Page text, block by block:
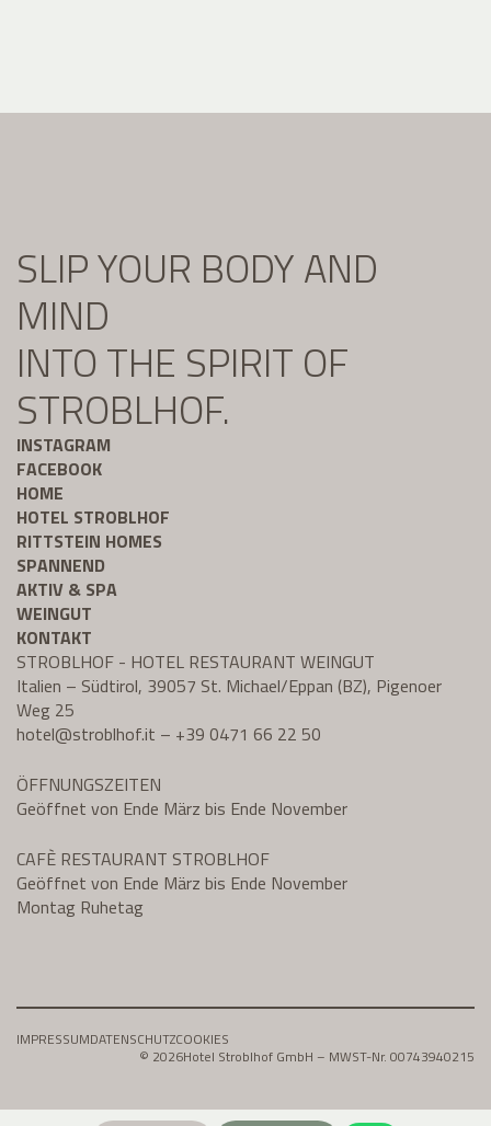
SLIP YOUR BODY AND
MIND
INTO THE SPIRIT OF
STROBLHOF.
INSTAGRAM
FACEBOOK
HOME
HOTEL STROBLHOF
RITTSTEIN HOMES
SPANNEND
AKTIV & SPA
WEINGUT
KONTAKT
STROBLHOF - HOTEL RESTAURANT WEINGUT
Italien – Südtirol, 39057 St. Michael/Eppan (BZ), Pigenoer
Weg 25
hotel@stroblhof.it – +39 0471 66 22 50
ÖFFNUNGSZEITEN
Geöffnet von Ende März bis Ende November
CAFÈ RESTAURANT STROBLHOF
Geöffnet von Ende März bis Ende November
Montag Ruhetag
IMPRESSUMDATENSCHUTZCOOKIES
© 2026Hotel Stroblhof GmbH – MWST-Nr. 00743940215